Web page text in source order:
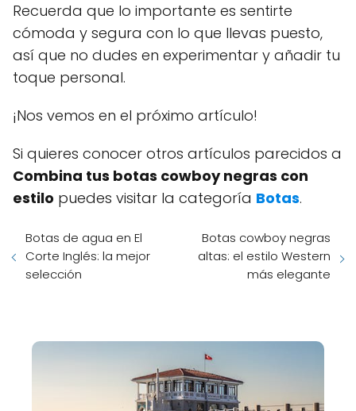
Recuerda que lo importante es sentirte
cómoda y segura con lo que llevas puesto,
así que no dudes en experimentar y añadir tu
toque personal.
¡Nos vemos en el próximo artículo!
Si quieres conocer otros artículos parecidos a
Combina tus botas cowboy negras con
estilo puedes visitar la categoría Botas.
Botas de agua en El
Corte Inglés: la mejor
selección
Botas cowboy negras
altas: el estilo Western
más elegante